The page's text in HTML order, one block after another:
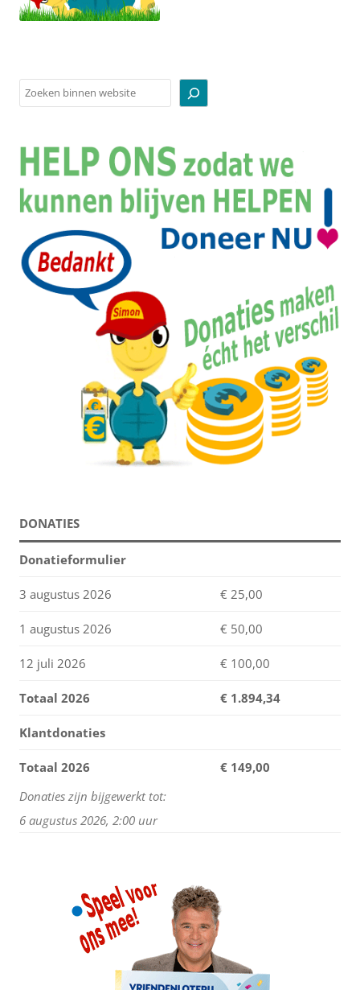
Zoeken
DONATIES
Donatieformulier
3 augustus 2026 € 25,00
1 augustus 2026 € 50,00
12 juli 2026 € 100,00
Totaal 2026 € 1.894,34
Klantdonaties
Totaal 2026
€ 149,00
Donaties zijn bijgewerkt tot:
6 augustus 2026, 2:00 uur